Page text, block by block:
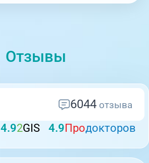
Отзывы
6044отзыва
4.92GIS 4.9Продокторов